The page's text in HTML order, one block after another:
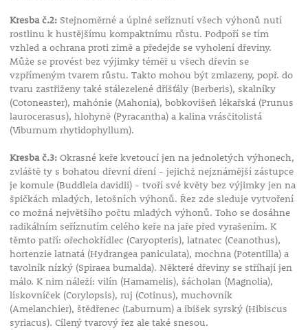
Kresba č.2:Stejnoměrné a úplné seříznutí všech výhonů nutí
rostlinu k hustějšímu kompaktnímu růstu. Podpoří se tím
vzhled a ochrana proti zimě a předejde se vyholení dřeviny.
Může se provést bez výjimky téměř u všech dřevin se
vzpřímeným tvarem růstu. Takto mohou být zmlazeny, popř. do
tvaru zastřiženy také stálezelené dřišťály (Berberis), skalníky
(Cotoneaster), mahónie (Mahonia), bobkovišeň lékařská (Prunus
laurocerasus), hlohyně (Pyracantha) a kalina vrásčitolistá
(Viburnum rhytidophyllum).
Kresba č.3:Okrasné keře kvetoucí jen na jednoletých výhonech,
zvláště ty s bohatou dřevní dření - jejichž nejznámější zástupce
je komule (Buddleia davidii) - tvoří své květy bez výjimky jen na
špičkách mladých, letošních výhonů. Řez zde sleduje vytvoření
co možná největšího počtu mladých výhonů. Toho se dosáhne
radikálním seříznutím celého keře na jaře před vyrašením. K
těmto patří: ořechokřídlec (Caryopteris), latnatec (Ceanothus),
hortenzie latnatá (Hydrangea paniculata), mochna (Potentilla) a
tavolník nízký (Spiraea bumalda). Některé dřeviny se stříhají jen
málo. K nim náleží: vilín (Hamamelis), šácholan (Magnolia),
lískovníček (Corylopsis), ruj (Cotinus), muchovník
(Amelanchier), štědřenec (Laburnum) a ibišek syrský (Hibiscus
syriacus). Cílený tvarový řez ale také snesou.